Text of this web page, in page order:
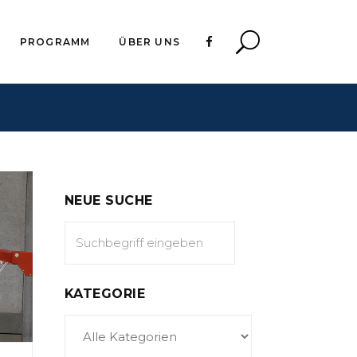
PROGRAMM ÜBER UNS
NEUE SUCHE
KATEGORIE